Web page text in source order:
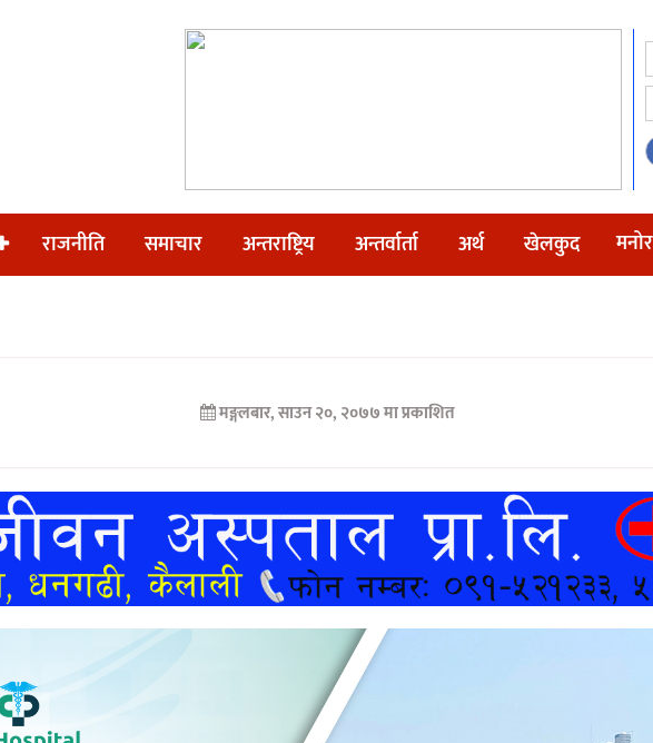
राजनीति समाचार अन्तराष्ट्रिय अन्तर्वार्ता अर्थ खेलकुद
मङ्गलबार, साउन २०, २०७७ मा प्रकाशित